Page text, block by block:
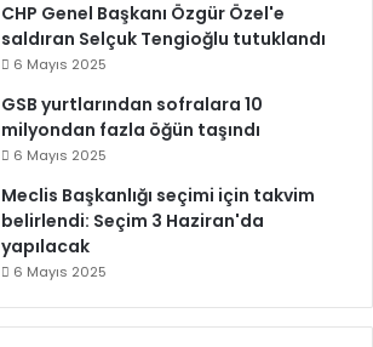
CHP Genel Başkanı Özgür Özel'e
saldıran Selçuk Tengioğlu tutuklandı
6 Mayıs 2025
GSB yurtlarından sofralara 10
milyondan fazla öğün taşındı
6 Mayıs 2025
Meclis Başkanlığı seçimi için takvim
belirlendi: Seçim 3 Haziran'da
yapılacak
6 Mayıs 2025